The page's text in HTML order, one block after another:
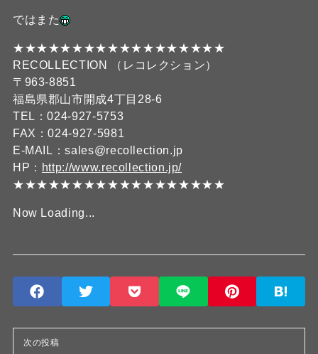
ではまた
★★★★★★★★★★★★★★★★★★
RECOLLECTION （レコレクション）
〒963-8851
福島県郡山市開成4丁目28-6
TEL：024-927-5753
FAX：024-927-5981
E-MAIL：sales@recollection.jp
HP： http://www.recollection.jp/
★★★★★★★★★★★★★★★★★★
Now Loading...
次の投稿